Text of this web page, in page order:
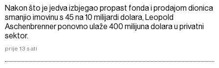
Nakon što je jedva izbjegao propast fonda i prodajom dionica
smanjio imovinu s 45 na 10 milijardi dolara, Leopold
Aschenbrenner ponovno ulaže 400 milijuna dolara u privatni
sektor.
prije 13 sati